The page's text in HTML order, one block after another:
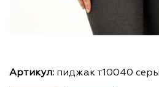
Артикул: пиджак т10040